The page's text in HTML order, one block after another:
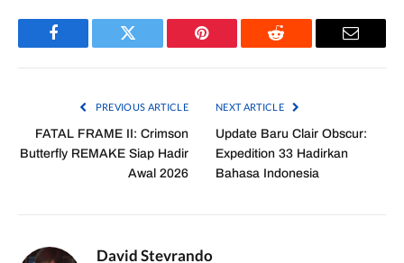
Facebook Twitter Pinterest Reddit Email
PREVIOUS ARTICLE
FATAL FRAME II: Crimson
Butterfly REMAKE Siap Hadir
Awal 2026
NEXT ARTICLE
Update Baru Clair Obscur:
Expedition 33 Hadirkan
Bahasa Indonesia
David Stevrando